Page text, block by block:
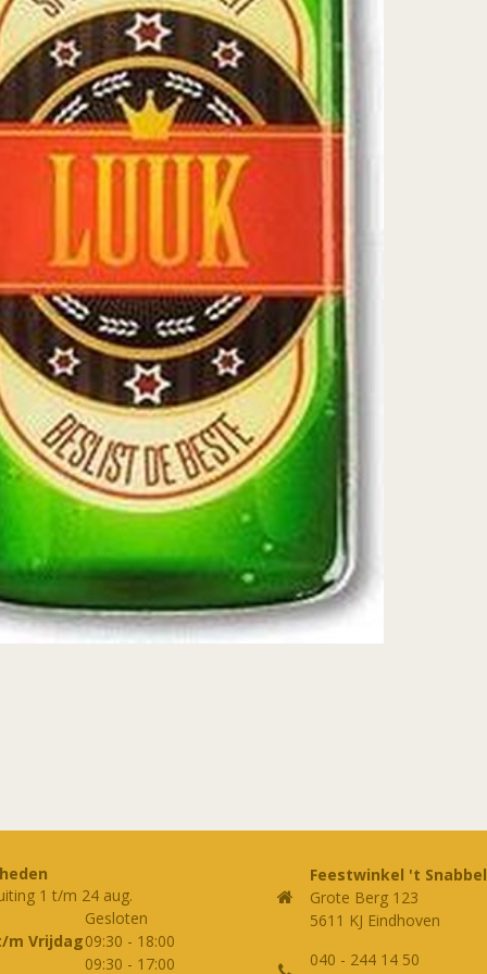
1 t/m 24 aug.
Gesloten
m Vrijdag09:30 - 18:00
09:30 - 17:00
Feestwinkel 't
Grote Berg 123
5611 KJ Eindhoven
040 - 244 14 50